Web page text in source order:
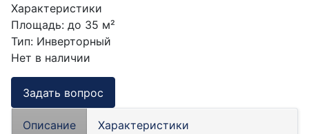
Характеристики
Площадь: до 35 м²
Тип: Инверторный
Нет в наличии
Задать вопрос
Описание
Характеристики